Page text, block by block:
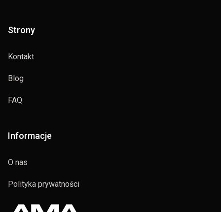
Strony
Kontakt
Blog
FAQ
Informacje
O nas
Polityka prywatności